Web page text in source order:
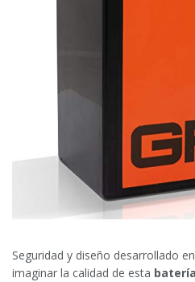
Seguridad y diseño desarrollado
imaginar la calidad de esta